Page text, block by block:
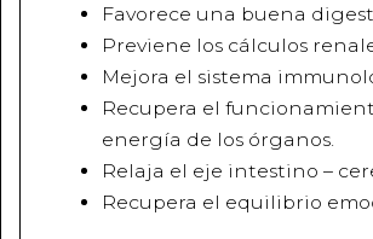
Favorece una buena
Previene los cálculos
Mejora el sistema
Recupera el
energía de los órganos.
Relaja el eje intestino –
Recupera el equilibrio